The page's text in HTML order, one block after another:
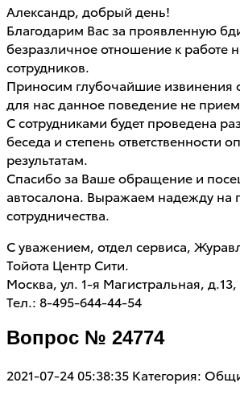
Александр, добрый день!
Благодарим Вас за проявленную
безразличное отношение к работе
сотрудников.
Приносим глубочайшие извинения
для нас данное поведение не
С сотрудниками будет проведена
беседа и степень ответственности
результатам.
Спасибо за Ваше обращение и
автосалона. Выражаем надежду на
сотрудничества.
С уважением, отдел сервиса,
Тойота Центр Сити.
Москва, ул. 1-я Магистральная, д.13,
Тел.: 8-495-644-44-54
Вопрос № 24774
2021-07-24 05:38:35 Категория: